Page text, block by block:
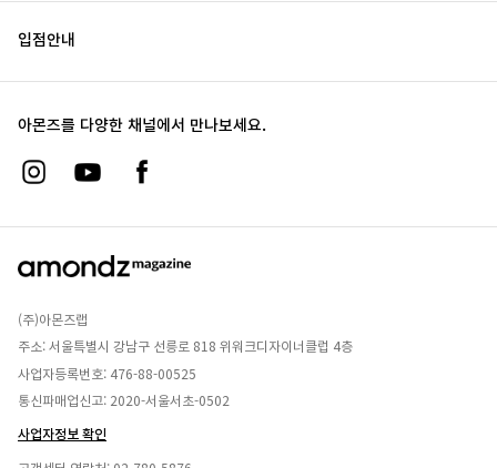
입점안내
아몬즈를 다양한 채널에서 만나보세요.
(주)아몬즈랩
주소: 서울특별시 강남구 선릉로 818 위워크디자이너클럽 4층
사업자등록번호: 476-88-00525
통신파매업신고: 2020-서울서초-0502
사업자정보 확인